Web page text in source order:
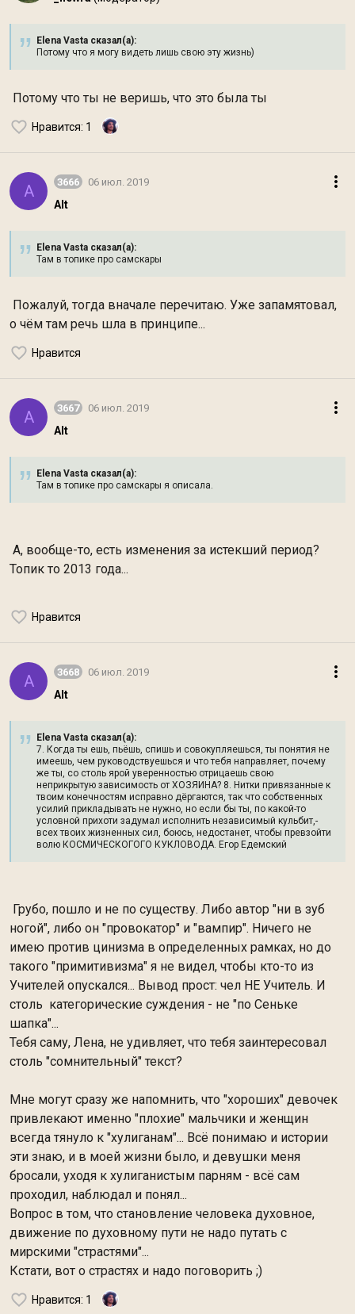
Elena Vasta сказал(а):
Потому что я могу видеть лишь свою эту жизнь)
Потому что ты не веришь, что это была ты
Нравится: 1
A 3666 06 июл. 2019
Alt
Elena Vasta сказал(а):
Там в топике про самскары
Пожалуй, тогда вначале перечитаю. Уже запамятовал,
о чём там речь шла в принципе...
Нравится
A 3667 06 июл. 2019
Alt
Elena Vasta сказал(а):
Там в топике про самскары я описала.
А, вообще-то, есть изменения за истекший период?
Топик то 2013 года...
Нравится
A 3668 06 июл. 2019
Alt
Elena Vasta сказал(а):
7. Когда ты ешь, пьёшь, спишь и совокупляешься, ты понятия не
имеешь, чем руководствуешься и что тебя направляет, почему
же ты, со столь ярой уверенностью отрицаешь свою
неприкрытую зависимость от ХОЗЯИНА? 8. Нитки привязанные к
твоим конечностям исправно дёргаются, так что собственных
усилий прикладывать не нужно, но если бы ты, по какой-то
условной прихоти задумал исполнить независимый кульбит,-
всех твоих жизненных сил, боюсь, недостанет, чтобы превзойти
волю КОСМИЧЕСКОГОГО КУКЛОВОДА. Егор Едемский
Грубо, пошло и не по существу. Либо автор "ни в зуб
ногой", либо он "провокатор" и "вампир". Ничего не
имею против цинизма в определенных рамках, но до
такого "примитивизма" я не видел, чтобы кто-то из
Учителей опускался... Вывод прост: чел НЕ Учитель. И
столь категорические суждения - не "по Сеньке
шапка"...
Тебя саму, Лена, не удивляет, что тебя заинтересовал
столь "сомнительный" текст?
Мне могут сразу же напомнить, что "хороших" девочек
привлекают именно "плохие" мальчики и женщин
всегда тянуло к "хулиганам"... Всё понимаю и истории
эти знаю, и в моей жизни было, и девушки меня
бросали, уходя к хулиганистым парням - всё сам
проходил, наблюдал и понял...
Вопрос в том, что становление человека духовное,
движение по духовному пути не надо путать с
мирскими "страстями"...
Кстати, вот о страстях и надо поговорить ;)
Нравится: 1